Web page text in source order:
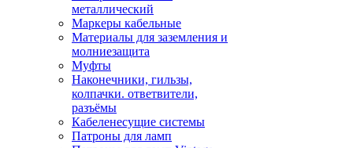
металлический
Маркеры кабельные
Материалы для заземления и
молниезащита
Муфты
Наконечники, гильзы,
колпачки. ответвители,
разъёмы
Кабеленесущие системы
Патроны для ламп